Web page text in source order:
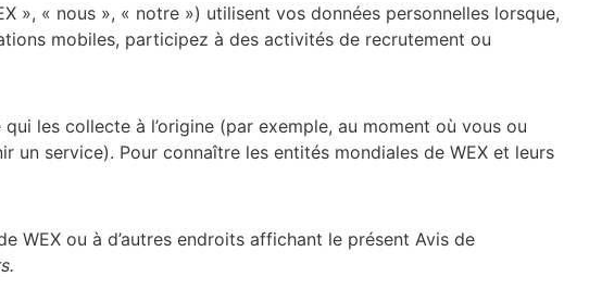
», « nous », « notre ») utilisent vos données personnelles lorsque,
mobiles, participez à des activités de recrutement ou
les collecte à l’origine (par exemple, au moment où vous ou
service). Pour connaître les entités mondiales de WEX et leurs
WEX ou à d’autres endroits affichant le présent Avis de